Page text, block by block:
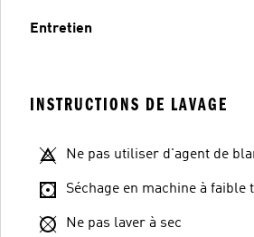
Entretien
INSTRUCTIONS DE LAVAGE
Ne pas utiliser d'agent de
Séchage en machine à faible
Ne pas laver à sec